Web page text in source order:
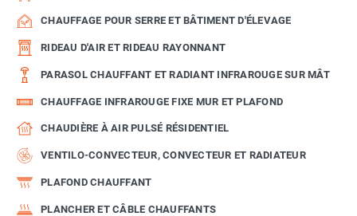
CHAUFFAGE POUR SERRE ET BÂTIMENT D'ÉLEVAGE
RIDEAU D'AIR ET RIDEAU RAYONNANT
PARASOL CHAUFFANT ET RADIANT INFRAROUGE SUR MÂT
CHAUFFAGE INFRAROUGE FIXE MUR ET PLAFOND
CHAUDIÈRE À AIR PULSÉ RÉSIDENTIEL
VENTILO-CONVECTEUR, CONVECTEUR ET RADIATEUR
PLAFOND CHAUFFANT
PLANCHER ET CÂBLE CHAUFFANTS